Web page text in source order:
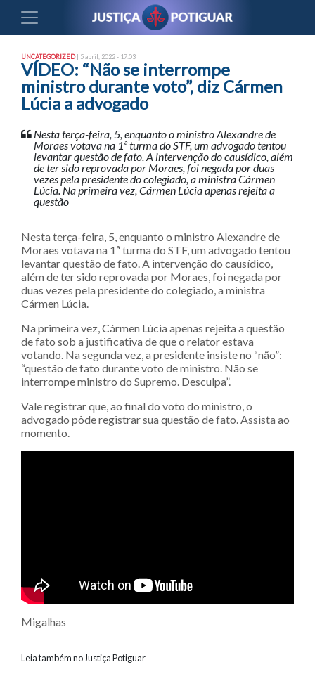
UNCATEGORIZED| 5 abril, 2022 - 17:03
VÍDEO: “Não se interrompe
ministro durante voto”, diz Cármen
Lúcia a advogado
Nesta terça-feira, 5, enquanto o ministro Alexandre de
Moraes votava na 1ª turma do STF, um advogado tentou
levantar questão de fato. A intervenção do causídico, além
de ter sido reprovada por Moraes, foi negada por duas
vezes pela presidente do colegiado, a ministra Cármen
Lúcia. Na primeira vez, Cármen Lúcia apenas rejeita a
questão
Nesta terça-feira, 5, enquanto o ministro Alexandre de
Moraes votava na 1ª turma do STF, um advogado tentou
levantar questão de fato. A intervenção do causídico,
além de ter sido reprovada por Moraes, foi negada por
duas vezes pela presidente do colegiado, a ministra
Cármen Lúcia.
Na primeira vez, Cármen Lúcia apenas rejeita a questão
de fato sob a justificativa de que o relator estava
votando. Na segunda vez, a presidente insiste no “não”:
“questão de fato durante voto de ministro. Não se
interrompe ministro do Supremo. Desculpa”.
Vale registrar que, ao final do voto do ministro, o
advogado pôde registrar sua questão de fato. Assista ao
momento.
Migalhas
Leia também no Justiça Potiguar